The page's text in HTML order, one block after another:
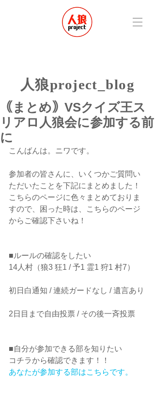
​人狼project_blog
｟まとめ｠VSクイズ王ス
リアロ人狼会に参加する前
に
こんばんは。ニワです。
参加者の皆さんに、いくつかご質問い
ただいたことを下記にまとめました！
こちらのページに色々まとめておりま
すので、困った時は、こちらのページ
からご確認下さいね！
■ルールの確認をしたい
14人村（狼3 狂1 / 予1 霊1 狩1 村7）
初日白通知 / 連続ガードなし / 遺言あり
2日目まで自由投票 / その後一斉投票
■自分が参加できる部を知りたい
コチラから確認できます！！
あなたが参加する部はこちらです。